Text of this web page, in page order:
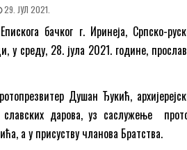
29. ЈУЛ 2021.
бачког г. Иринеја, Српско-
у среду, 28. јула 2021. године,
Душан Ђукић,
дарова, уз саслужење
а у присуству чланова Братства.